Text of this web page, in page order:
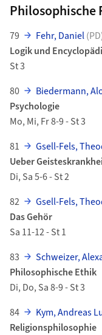
Philosophische
79 Fehr, Daniel
Logik und
St 3
80
Biedermann,
Psychologie
Mo, Mi, Fr 8-9 - St 3
81
Gsell-Fels,
Ueber
Di, Sa 5-6 - St 2
82
Gsell-Fels,
Das Gehör
Sa 11-12 - St 1
83
Schweizer,
Philosophische Ethik
Di, Do, Sa 8-9 - St 3
84
Kym, Andreas
Religionsphilosophie